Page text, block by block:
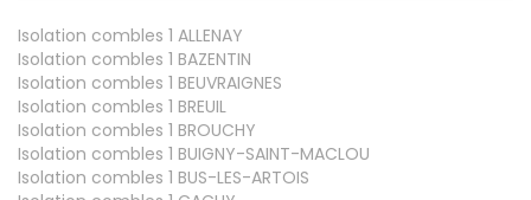
Isolation combles 1 ALLENAY
Isolation combles 1 BAZENTIN
Isolation combles 1 BEUVRAIGNES
Isolation combles 1 BREUIL
Isolation combles 1 BROUCHY
Isolation combles 1 BUIGNY-SAINT-MACLOU
Isolation combles 1 BUS-LES-ARTOIS